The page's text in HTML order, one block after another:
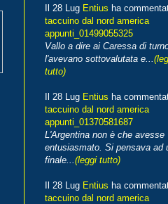
Il 28 Lug Entius ha
taccuino dal nord america
appunti_01499055325
Vallo a dire ai Caressa di
l'avevano sottovalutata e...
tutto)
Il 28 Lug Entius ha
taccuino dal nord america
appunti_01370581687
L'Argentina non è che avesse
entusiasmato. Si pensava ad
finale... (leggi tutto)
Il 28 Lug Entius ha
taccuino dal nord america